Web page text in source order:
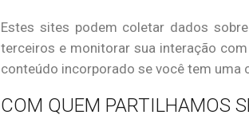
Estes sites podem coletar dados
terceiros e monitorar sua interação
conteúdo incorporado se você tem uma
COM QUEM PARTILHAMOS